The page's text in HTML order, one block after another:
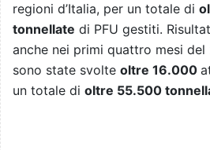
regioni d’Italia, per un totale di
tonnellate di PFU gestiti.
anche nei primi quattro mesi
sono state svolte oltre 16.000
un totale di oltre 55.500